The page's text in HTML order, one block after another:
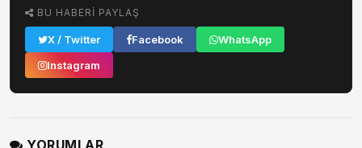
BU HABERI PAYLAŞ
X / Twitter Facebook
WhatsApp
Instagram
YORUMLAR